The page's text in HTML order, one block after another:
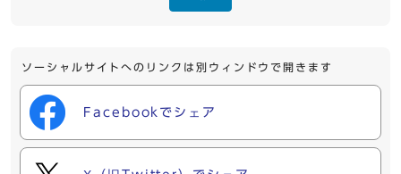
ソーシャルサイトへのリンクは別ウィンドウで開きます
Facebookでシェア